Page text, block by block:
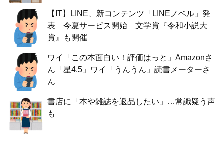
【IT】LINE、新コンテンツ「LINEノベル」発
表 今夏サービス開始 文学賞『令和小説大
賞』も開催
ワイ「この本面白い！評価はっと」Amazonさ
ん「星4.5」ワイ「うんうん」読書メーターさ
ん
書店に「本や雑誌を返品したい」…常識疑う声
も